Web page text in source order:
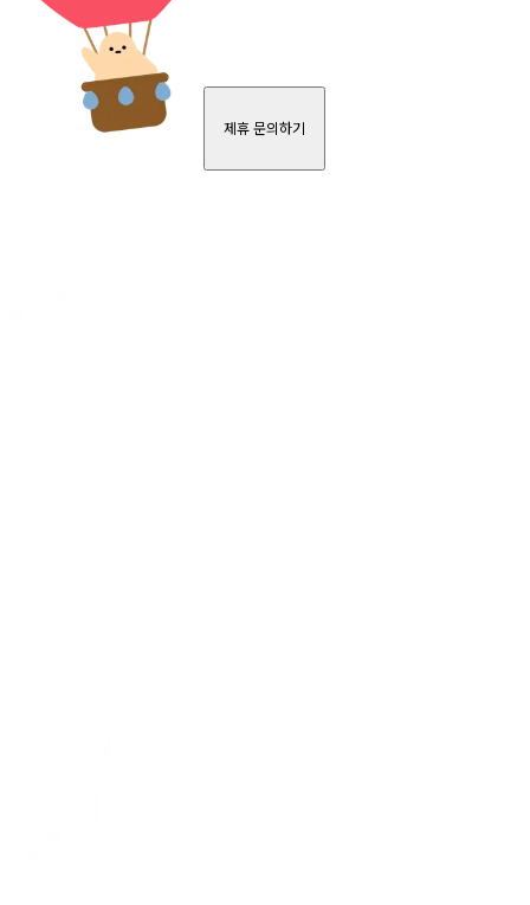
제휴 문의하기